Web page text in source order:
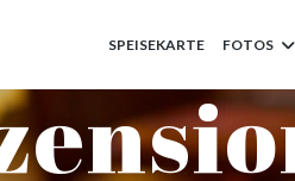
SPEISEKARTE FOTOS